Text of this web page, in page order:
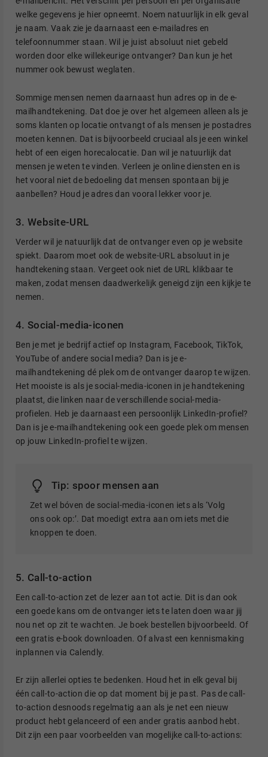
welke gegevens je hier opneemt. Noem natuurlijk in elk geval
je naam. Vaak zie je daarnaast een e-mailadres en
telefoonnummer staan. Wil je juist absoluut niet gebeld
worden door elke willekeurige ontvanger? Dan kun je het
nummer ook bewust weglaten.
Sommige mensen nemen daarnaast hun adres op in de e-
mailhandtekening. Dat doe je over het algemeen alleen als je
soms klanten op locatie ontvangt of als mensen je postadres
moeten kennen. Dat is bijvoorbeeld cruciaal als je een winkel
hebt of een eigen horecalocatie. Dan wil je natuurlijk dat
mensen je weten te vinden. Verleen je online diensten en is
het vooral niet de bedoeling dat mensen spontaan bij je
aanbellen? Houd je adres dan vooral lekker voor je.
3. Website-URL
Verder wil je natuurlijk dat de ontvanger even op je website
spiekt. Daarom moet ook de website-URL absoluut in je
handtekening staan. Vergeet ook niet de URL klikbaar te
maken, zodat mensen daadwerkelijk geneigd zijn een kijkje te
nemen.
4. Social-media-iconen
Ben je met je bedrijf actief op Instagram, Facebook, TikTok,
YouTube of andere social media? Dan is je e-
mailhandtekening dé plek om de ontvanger daarop te wijzen.
Het mooiste is als je social-media-iconen in je handtekening
plaatst, die linken naar de verschillende social-media-
profielen. Heb je daarnaast een persoonlijk LinkedIn-profiel?
Dan is je e-mailhandtekening ook een goede plek om mensen
op jouw LinkedIn-profiel te wijzen.
Tip: spoor mensen aan
Zet wel bóven de social-media-iconen iets als ‘Volg
ons ook op:’. Dat moedigt extra aan om iets met die
knoppen te doen.
5. Call-to-action
Een call-to-action zet de lezer aan tot actie. Dit is dan ook
een goede kans om de ontvanger iets te laten doen waar jij
nou net op zit te wachten. Je boek bestellen bijvoorbeeld. Of
een gratis e-book downloaden. Of alvast een kennismaking
inplannen via Calendly.
Er zijn allerlei opties te bedenken. Houd het in elk geval bij
één call-to-action die op dat moment bij je past. Pas de call-
to-action desnoods regelmatig aan als je net een nieuw
product hebt gelanceerd of een ander gratis aanbod hebt.
Dit zijn een paar voorbeelden van mogelijke call-to-actions: